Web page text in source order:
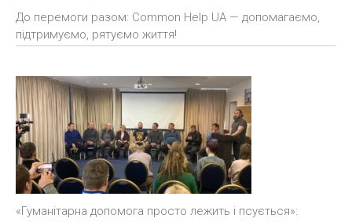
До перемоги разом: Common Help UA — допомагаємо,
підтримуємо, рятуємо життя!
«Гуманітарна допомога просто лежить і псується»: